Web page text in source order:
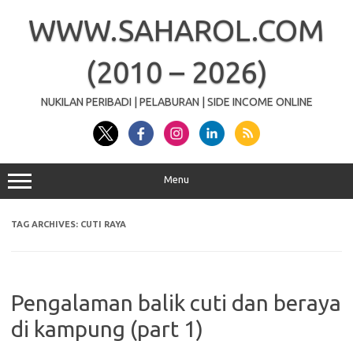
contentWWW.SAHAROL.COM
(2010 – 2026)
NUKILAN PERIBADI | PELABURAN | SIDE INCOME ONLINE
Menu
TAG ARCHIVES: CUTI RAYA
Pengalaman balik cuti dan beraya
di kampung (part 1)